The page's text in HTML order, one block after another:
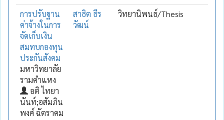
การปรับฐาน
ค่าจ้างในการ
จัดเก็บเงิน
สมทบกองทุน
ประกันสังคม
มหาวิทยาลัย
รามคำแหง
อติ ไทยา
นันท์;อสัมภิน
พงศ์ ฉัตราคม
สาธิต ธีร
วัฒน์
วิทยานิพนธ์/Thesis